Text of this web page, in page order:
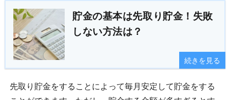
貯金の基本は先取り貯金！失敗
しない方法は？
続きを見る
先取り貯金をすることによって毎月安定して貯金をする